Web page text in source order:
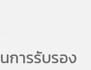
การรับรอง